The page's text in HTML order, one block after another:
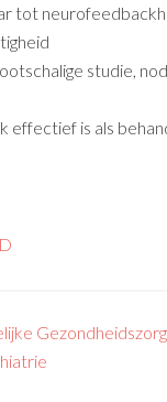
tot
studie,
effectief is als
Gezondheidszorg